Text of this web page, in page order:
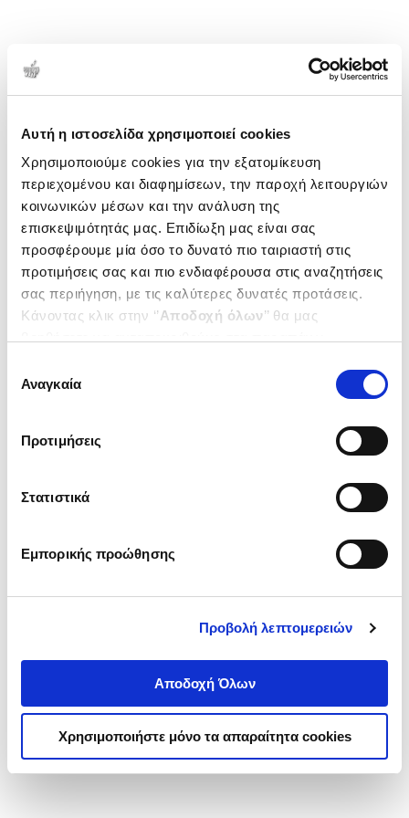
Αυτή η ιστοσελίδα χρησιμοποιεί cookies
Χρησιμοποιούμε cookies για την εξατομίκευση
περιεχομένου και διαφημίσεων, την παροχή λειτουργιών
κοινωνικών μέσων και την ανάλυση της
επισκεψιμότητάς μας. Επιδίωξη μας είναι σας
προσφέρουμε μία όσο το δυνατό πιο ταιριαστή στις
προτιμήσεις σας και πιο ενδιαφέρουσα στις αναζητήσεις
σας περιήγηση, με τις καλύτερες δυνατές προτάσεις.
Κάνοντας κλικ στην ‘’Αποδοχή όλων’’ θα μας
ενδιαφέρουν και να επιλέξετε από τα παρακάτω με την
΄΄και να ενημερωθείτε σχετικά με
συγκατάθεσης
Αναγκαία
Προτιμήσεις
Στατιστικά
Εμπορικής προώθησης
Προβολή λεπτομερειών
Αποδοχή Όλων
Χρησιμοποιήστε μόνο τα απαραίτητα cookies